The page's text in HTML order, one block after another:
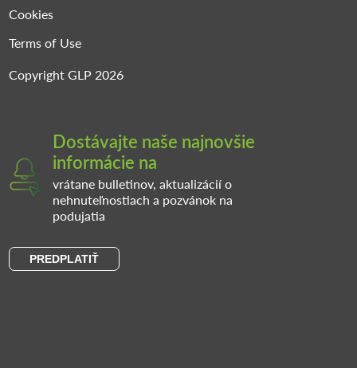
Cookies
Terms of Use
Copyright GLP 2026
Dostávajte naše najnovšie
informácie na
vrátane bulletinov, aktualizácií o
nehnuteľnostiach a pozvánok na
podujatia
PREDPLATIŤ